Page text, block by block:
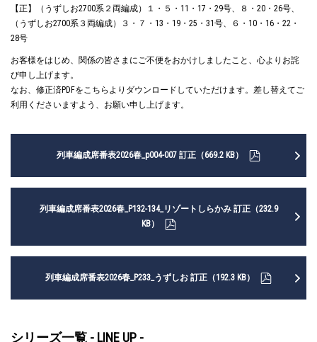
【正】（うずしお2700系２両編成）１・５・11・17・29号、８・20・26号、
（うずしお2700系３両編成）３・７・13・19・25・31号、６・10・16・22・
28号
お客様をはじめ、関係の皆さまにご不便をおかけしましたこと、心よりお詫
び申し上げます。
なお、修正済PDFをこちらよりダウンロードしていただけます。差し替えてご
利用くださいますよう、お願い申し上げます。
列車編成席番表2026春_p004-007 訂正（669.2 KB）
列車編成席番表2026春_P132-134_リゾートしらかみ 訂正（232.9
KB）
列車編成席番表2026春_P233_うずしお 訂正（192.3 KB）
シリーズ一覧 - LINE UP -